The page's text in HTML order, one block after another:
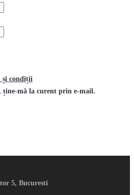
și condiții
ține-mă la curent prin e-mail.
5, Bucuresti